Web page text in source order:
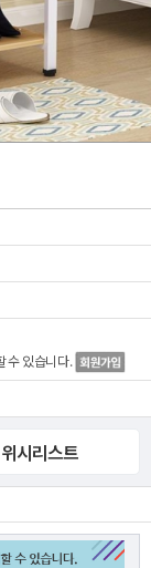
수 있습니다.
위시리스트